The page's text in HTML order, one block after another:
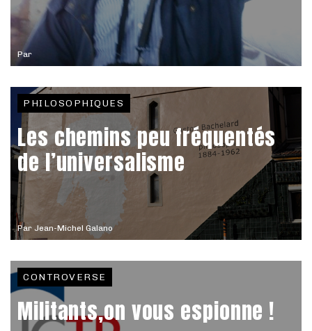
Par
Par Jean-Michel Galano
PHILOSOPHIQUES
Les chemins peu fréquentés
de l’universalisme
CONTROVERSE
Militants,on vous espionne !